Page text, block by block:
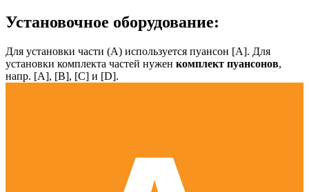
Установочное оборудование:
Для установки части (А) используется пуансон [А]. Для
установки комплекта частей нужен комплект пуансонов,
напр. [А], [B], [С] и [D].